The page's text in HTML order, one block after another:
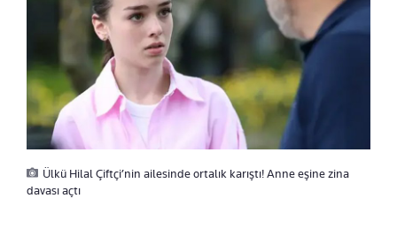
Ülkü Hilal Çiftçi’nin ailesinde ortalık karıştı! Anne eşine zina
davası açtı